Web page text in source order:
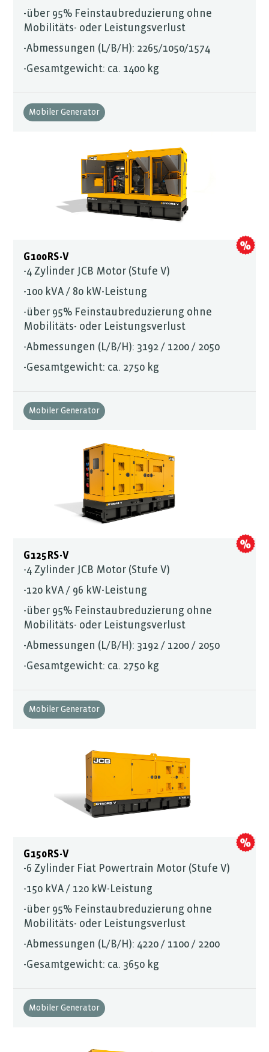
-über 95% Feinstaubreduzierung ohne
Mobilitäts- oder Leistungsverlust
-Abmessungen (L/B/H): 2265/1050/1574
-Gesamtgewicht: ca. 1400 kg
Mobiler Generator
G100RS-V
-4 Zylinder JCB Motor (Stufe V)
-100 kVA / 80 kW-Leistung
-über 95% Feinstaubreduzierung ohne
Mobilitäts- oder Leistungsverlust
-Abmessungen (L/B/H): 3192 / 1200 / 2050
-Gesamtgewicht: ca. 2750 kg
Mobiler Generator
G125RS-V
-4 Zylinder JCB Motor (Stufe V)
-120 kVA / 96 kW-Leistung
-über 95% Feinstaubreduzierung ohne
Mobilitäts- oder Leistungsverlust
-Abmessungen (L/B/H): 3192 / 1200 / 2050
-Gesamtgewicht: ca. 2750 kg
Mobiler Generator
G150RS-V
-6 Zylinder Fiat Powertrain Motor (Stufe V)
-150 kVA / 120 kW-Leistung
-über 95% Feinstaubreduzierung ohne
Mobilitäts- oder Leistungsverlust
-Abmessungen (L/B/H): 4220 / 1100 / 2200
-Gesamtgewicht: ca. 3650 kg
Mobiler Generator